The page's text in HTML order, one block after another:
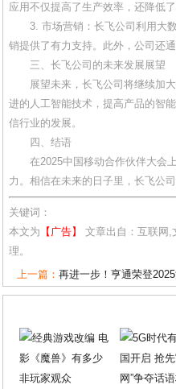
应用不仅提高了生产效率，还降低
3. 市场营销：长飞公司利用大
销提供了有力支持。此外，公司还
三、长飞公司的未来发展展望
展望未来，长飞公司将继续加
进的人工智能技术，提高产品的智
信行业的发展。
四、结语
在2025中国移动合作伙伴大会
力。相信在未来的日子里，长飞公
关键词：
本文为 【广告】
文章出自：互联网,
理。
上一篇： 再进一步！亨通荣登